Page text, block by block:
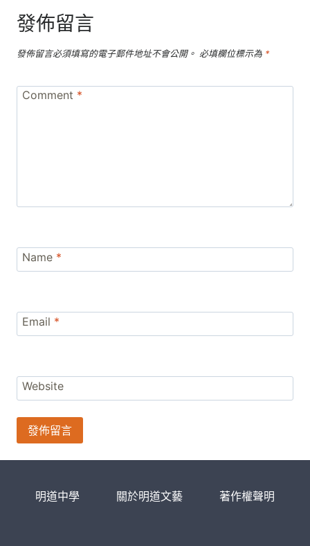
發佈留言
發佈留言必須填寫的電子郵件地址不會公開。 必填欄位標示為 *
Comment *
Name *
Email *
Website
明道中學 關於明道文藝 著作權聲明